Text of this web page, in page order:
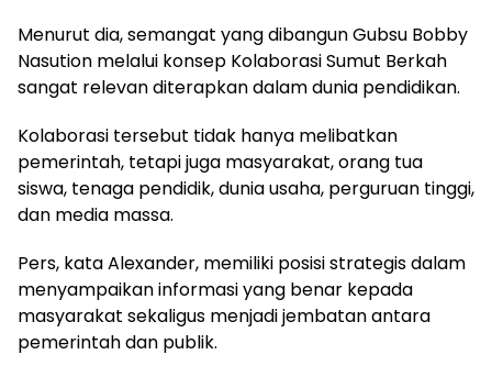
Menurut dia, semangat yang dibangun Gubsu Bobby
Nasution melalui konsep Kolaborasi Sumut Berkah
sangat relevan diterapkan dalam dunia pendidikan.
Kolaborasi tersebut tidak hanya melibatkan
pemerintah, tetapi juga masyarakat, orang tua
siswa, tenaga pendidik, dunia usaha, perguruan tinggi,
dan media massa.
Pers, kata Alexander, memiliki posisi strategis dalam
menyampaikan informasi yang benar kepada
masyarakat sekaligus menjadi jembatan antara
pemerintah dan publik.